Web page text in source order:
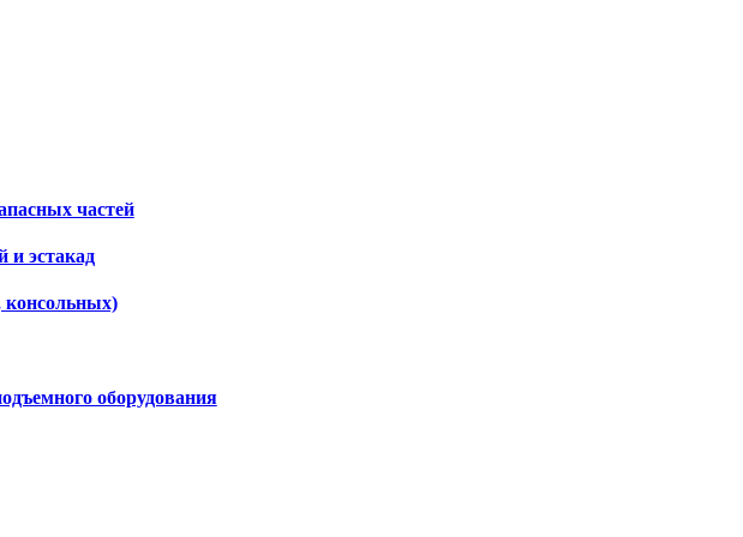
частей
и эстакад
консольных)
оборудования